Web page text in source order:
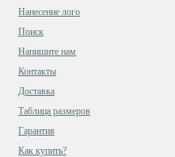
Нанесение лого
Поиск
Напишите нам
Контакты
Доставка
Таблица размеров
Гарантия
Как купить?